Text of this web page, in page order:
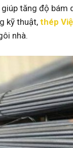
tăng độ
kỹ thuật, thép
nhà.